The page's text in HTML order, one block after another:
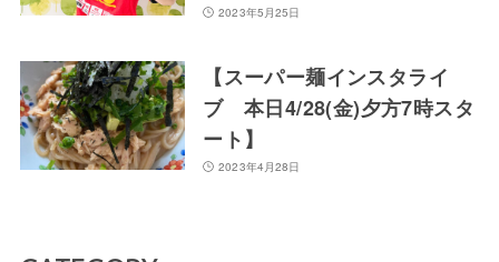
2023年5月25日
【スーパー麺インスタライ
ブ 本日4/28(金)夕方7時スタ
ート】
2023年4月28日